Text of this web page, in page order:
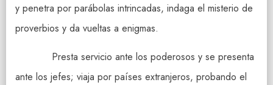
y penetra por parábolas intrincadas, indaga el misterio de
proverbios y da vueltas a enigmas.
Presta servicio ante los poderosos y se presenta
ante los jefes; viaja por países extranjeros, probando el